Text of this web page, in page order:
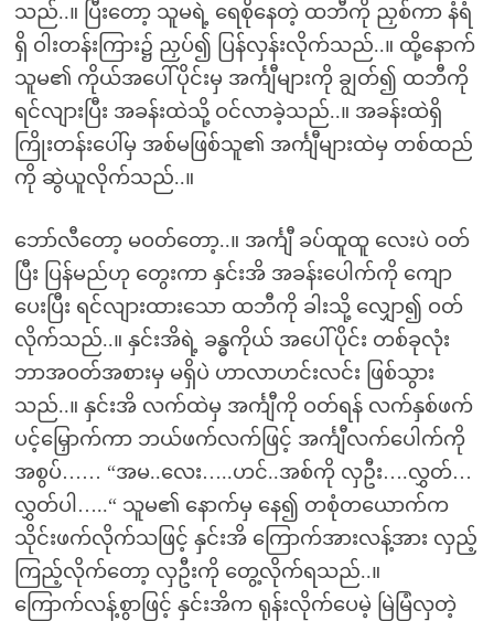
သည်..။ ပြီးတော့ သူမရဲ့ ရေစိုနေတဲ့ ထဘီကို ညှစ်ကာ နံရံ
ရှိ ဝါးတန်းကြား၌ ညှပ်၍ ပြန်လှန်းလိုက်သည်..။ ထို့နောက်
သူမ၏ ကိုယ်အပေါ်ပိုင်းမှ အင်္ကျီများကို ချွတ်၍ ထဘီကို
ရင်လျားပြီး အခန်းထဲသို့ ဝင်လာခဲ့သည်..။ အခန်းထဲရှိ
ကြိုးတန်းပေါ်မှ အစ်မဖြစ်သူ၏ အင်္ကျီများထဲမှ တစ်ထည်
ကို ဆွဲယူလိုက်သည်..။
ဘော်လီတော့ မဝတ်တော့..။ အင်္ကျီ ခပ်ထူထူ လေးပဲ ဝတ်
ပြီး ပြန်မည်ဟု တွေးကာ နှင်းအိ အခန်းပေါက်ကို ကျော
ပေးပြီး ရင်လျားထားသော ထဘီကို ခါးသို့ လျှော၍ ဝတ်
လိုက်သည်..။ နှင်းအိရဲ့ ခန္ဓကိုယ် အပေါ်ပိုင်း တစ်ခုလုံး
ဘာအဝတ်အစားမှ မရှိပဲ ဟာလာဟင်းလင်း ဖြစ်သွား
သည်..။ နှင်းအိ လက်ထဲမှ အင်္ကျီကို ဝတ်ရန် လက်နှစ်ဖက်
ပင့်မြှောက်ကာ ဘယ်ဖက်လက်ဖြင့် အင်္ကျီလက်ပေါက်ကို
အစွပ်…… “အမ..လေး…..ဟင်..အစ်ကို လှဦး….လွှတ်…
လွှတ်ပါ…..“ သူမ၏ နောက်မှ နေ၍ တစုံတယောက်က
သိုင်းဖက်လိုက်သဖြင့် နှင်းအိ ကြောက်အားလန့်အား လှည့်
ကြည့်လိုက်တော့ လှဦးကို တွေ့လိုက်ရသည်..။
ကြောက်လန့်စွာဖြင့် နှင်းအိက ရုန်းလိုက်ပေမဲ့ မြဲမြံလှတဲ့